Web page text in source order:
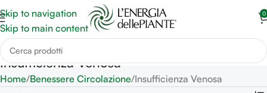
Skip to navigation
Skip to main content
0
Insufficienza Venosa
Home Benessere Circolazione Insufficienza Venosa